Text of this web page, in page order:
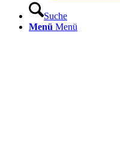
Suche
Menü Menü